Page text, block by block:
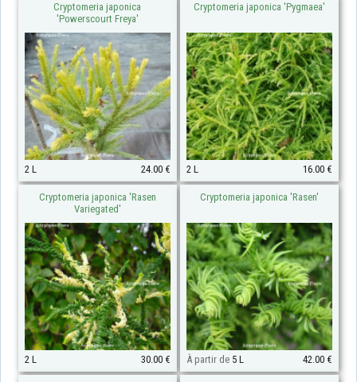
Cryptomeria japonica
'Powerscourt Freya'
2 L 24.00 €
Cryptomeria japonica 'Pygmaea'
2 L 16.00 €
Cryptomeria japonica 'Rasen
Variegated'
2 L 30.00 €
Cryptomeria japonica 'Rasen'
À partir de5 L 42.00 €